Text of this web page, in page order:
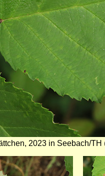
2023 in Seebach/
Bild